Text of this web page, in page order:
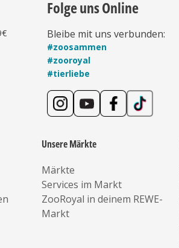
Folge uns Online
Bleibe mit uns verbunden:
#zoosammen
#zooroyal
#tierliebe
Unsere Märkte
Märkte
Services im Markt
ZooRoyal in deinem REWE-
Markt